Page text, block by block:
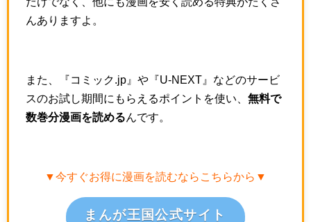
んありますよ。
また、『コミック.jp』や『U-NEXT』などのサービ
スのお試し期間にもらえるポイントを使い、 無料で
数巻分漫画を読めるんです。
▼今すぐお得に漫画を読むならこちらから▼
まんが王国公式サイト